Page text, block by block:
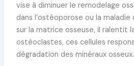
vise à diminuer le remodelage
dans l’ostéoporose ou la
sur la matrice osseuse, il ralentit
ostéoclastes, ces cellules
dégradation des minéraux osseux.